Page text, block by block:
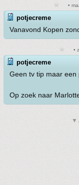
•
potjecreme
Vanavond Kopen
•
potjecreme
Geen tv tip maar een
Op zoek naar
▼